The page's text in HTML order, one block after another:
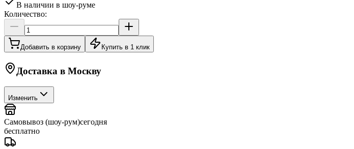
В наличии в шоу-руме
Количество:
Добавить в корзину Купить в 1 клик
Доставка в Москву
Изменить
Самовывоз (шоу-рум)сегодня
бесплатно